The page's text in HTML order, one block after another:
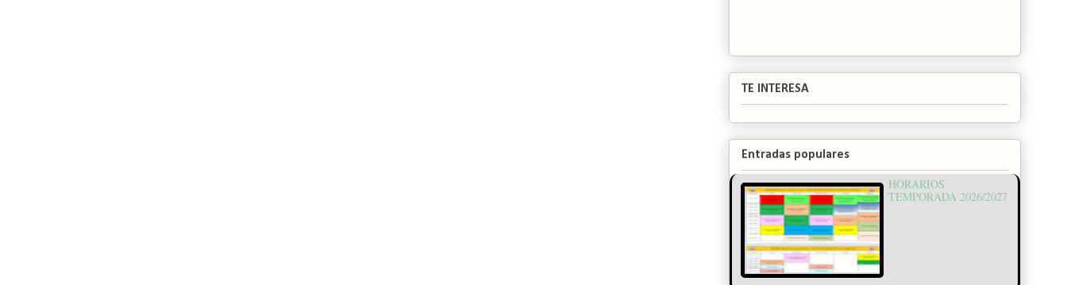
TE INTERESA
Entradas populares
HORARIOS
TEMPORADA 2026/2027